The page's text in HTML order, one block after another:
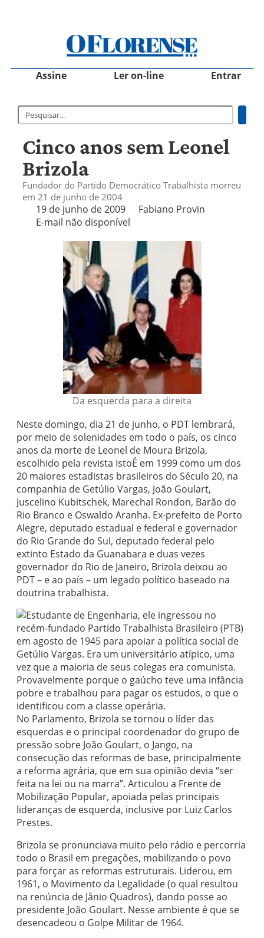
Assine Ler on-line Entrar
Cinco anos sem Leonel
Brizola
Fundador do Partido Democrático Trabalhista morreu
em 21 de junho de 2004
19 de junho de 2009
Fabiano Provin
E-mail não disponível
Da esquerda para a direita
Neste domingo, dia 21 de junho, o PDT lembrará,
por meio de solenidades em todo o país, os cinco
anos da morte de Leonel de Moura Brizola,
escolhido pela revista IstoÉ em 1999 como um dos
20 maiores estadistas brasileiros do Século 20, na
companhia de Getúlio Vargas, João Goulart,
Juscelino Kubitschek, Marechal Rondon, Barão do
Rio Branco e Oswaldo Aranha. Ex-prefeito de Porto
Alegre, deputado estadual e federal e governador
do Rio Grande do Sul, deputado federal pelo
extinto Estado da Guanabara e duas vezes
governador do Rio de Janeiro, Brizola deixou ao
PDT – e ao país – um legado político baseado na
doutrina trabalhista.
Estudante de Engenharia, ele ingressou no
recém-fundado Partido Trabalhista Brasileiro (PTB)
em agosto de 1945 para apoiar a política social de
Getúlio Vargas. Era um universitário atípico, uma
vez que a maioria de seus colegas era comunista.
Provavelmente porque o gaúcho teve uma infância
pobre e trabalhou para pagar os estudos, o que o
identificou com a classe operária.
No Parlamento, Brizola se tornou o líder das
esquerdas e o principal coordenador do grupo de
pressão sobre João Goulart, o Jango, na
consecução das reformas de base, principalmente
a reforma agrária, que em sua opinião devia “ser
feita na lei ou na marra”. Articulou a Frente de
Mobilização Popular, apoiada pelas principais
lideranças de esquerda, inclusive por Luiz Carlos
Prestes.
Brizola se pronunciava muito pelo rádio e percorria
todo o Brasil em pregações, mobilizando o povo
para forçar as reformas estruturais. Liderou, em
1961, o Movimento da Legalidade (o qual resultou
na renúncia de Jânio Quadros), dando posse ao
presidente João Goulart. Nesse ambiente é que se
desencadeou o Golpe Militar de 1964.